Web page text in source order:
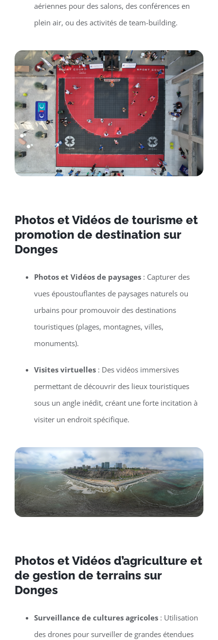
aériennes pour des salons, des conférences en
plein air, ou des activités de team-building.
Photos et Vidéos de tourisme et
promotion de destination sur
Donges
Photos et Vidéos de paysages: Capturer des
vues époustouflantes de paysages naturels ou
urbains pour promouvoir des destinations
touristiques (plages, montagnes, villes,
monuments).
Visites virtuelles: Des vidéos immersives
permettant de découvrir des lieux touristiques
sous un angle inédit, créant une forte incitation à
visiter un endroit spécifique.
Photos et Vidéos d’agriculture et
de gestion de terrains sur
Donges
Surveillance de cultures agricoles: Utilisation
des drones pour surveiller de grandes étendues